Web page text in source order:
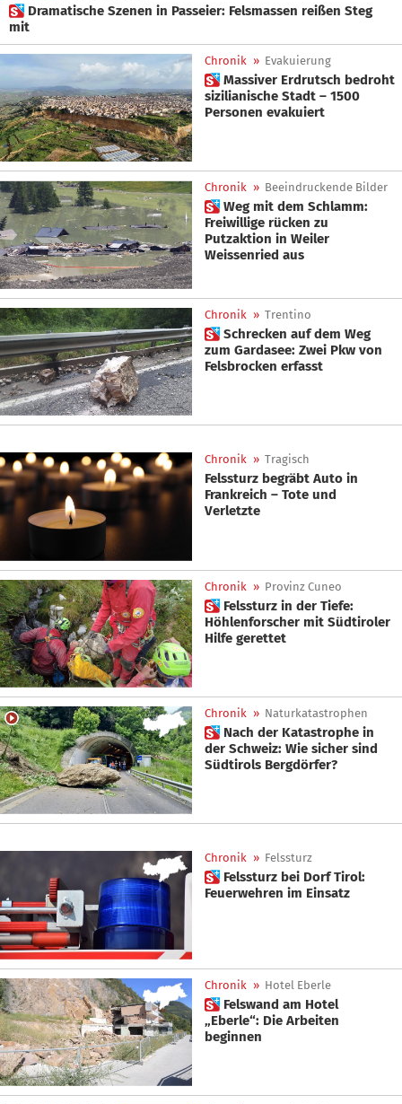
 Dramatische Szenen in Passeier: Felsmassen reißen Steg
mit
Chronik » Evakuierung
 Massiver Erdrutsch bedroht
sizilianische Stadt – 1500
Personen evakuiert
Chronik » Beeindruckende Bilder
 Weg mit dem Schlamm:
Freiwillige rücken zu
Putzaktion in Weiler
Weissenried aus
Chronik » Trentino
 Schrecken auf dem Weg
zum Gardasee: Zwei Pkw von
Felsbrocken erfasst
Chronik » Tragisch
Felssturz begräbt Auto in
Frankreich – Tote und
Verletzte
Chronik » Provinz Cuneo
 Felssturz in der Tiefe:
Höhlenforscher mit Südtiroler
Hilfe gerettet
Chronik » Naturkatastrophen
 Nach der Katastrophe in
der Schweiz: Wie sicher sind
Südtirols Bergdörfer?
Chronik » Felssturz
 Felssturz bei Dorf Tirol:
Feuerwehren im Einsatz
Chronik » Hotel Eberle
 Felswand am Hotel
„Eberle“: Die Arbeiten
beginnen